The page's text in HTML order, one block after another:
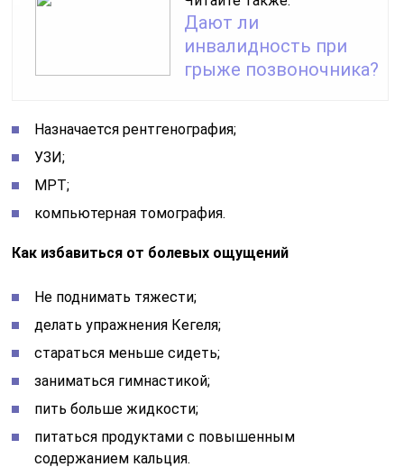
Дают ли
инвалидность при
грыже позвоночника?
Назначается рентгенография;
УЗИ;
МРТ;
компьютерная томография.
Как избавиться от болевых ощущений
Не поднимать тяжести;
делать упражнения Кегеля;
стараться меньше сидеть;
заниматься гимнастикой;
пить больше жидкости;
питаться продуктами с повышенным
содержанием кальция.